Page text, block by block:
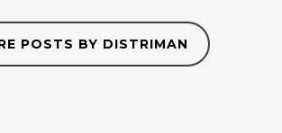
POSTS BY DISTRIMAN